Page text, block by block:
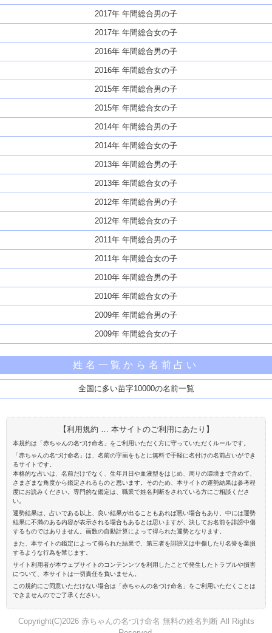
2017年 年間総合男の子
2017年 年間総合女の子
2016年 年間総合男の子
2016年 年間総合女の子
2015年 年間総合男の子
2015年 年間総合女の子
2014年 年間総合男の子
2014年 年間総合女の子
2013年 年間総合男の子
2013年 年間総合女の子
2012年 年間総合男の子
2012年 年間総合女の子
2011年 年間総合男の子
2011年 年間総合女の子
2010年 年間総合男の子
2010年 年間総合女の子
2009年 年間総合男の子
2009年 年間総合女の子
姓名一覧から名前占い
全国に多い苗字10000の名前一覧
【利用規約 … 本サイトのご利用にあたり】
本規約は「赤ちゃんの名づけ命名」をご利用いただく方に守っていただくルールです。
「赤ちゃんの名づけ命名」は、名前の字画をもとに無料で手軽に名付けの名前占いができ
るサイトです。
本格的な占いは、名前だけでなく、生年月日や血液型をはじめ、周りの環境まで含めて、
さまざまな角度から鑑定されるものと思います。そのため、本サイトの運勢結果は参考程
度にお読みください。専門的な鑑定は、職業で姓名判断をされている方にご相談くださ
い。
運勢結果は、占いである以上、良い結果が出ることもあれば悪い場合もあり、中には運勢
結果に不満のある内容が表示される場合もあるとは思いますが、決してお名前を誹謗中傷
するものではありません。画数の自動計算によって得られた運勢となります。
また、本サイトの鑑定によって得られた結果で、第三者を誹謗又は中傷したり名誉を棄損
するような行為を禁じます。
サイト利用者が本ウェブサイトのコンテンンツを利用したことで発生したトラブルや損害
について、本サイトは一切責任を負いません。
この規約にご同意いただけない場合は「赤ちゃんの名づけ命名」をご利用いただくことは
できませんのでご了承ください。
Copyright(C)2026 赤ちゃんの名づけ命名 無料の姓名判断 All Rights